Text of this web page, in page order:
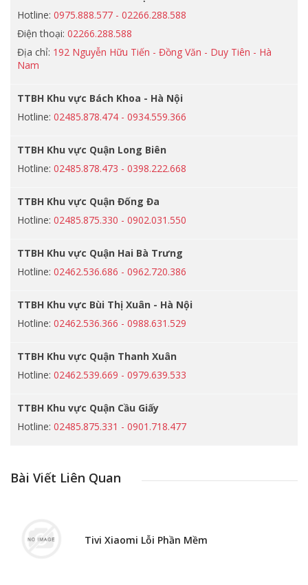
Hotline: 0975.888.577 - 02266.288.588
Điện thoại: 02266.288.588
Địa chỉ: 192 Nguyễn Hữu Tiến - Đồng Văn - Duy Tiên - Hà
Nam
TTBH Khu vực Bách Khoa - Hà Nội
Hotline: 02485.878.474 - 0934.559.366
TTBH Khu vực Quận Long Biên
Hotline: 02485.878.473 - 0398.222.668
TTBH Khu vực Quận Đống Đa
Hotline: 02485.875.330 - 0902.031.550
TTBH Khu vực Quận Hai Bà Trưng
Hotline: 02462.536.686 - 0962.720.386
TTBH Khu vực Bùi Thị Xuân - Hà Nội
Hotline: 02462.536.366 - 0988.631.529
TTBH Khu vực Quận Thanh Xuân
Hotline: 02462.539.669 - 0979.639.533
TTBH Khu vực Quận Cầu Giấy
Hotline: 02485.875.331 - 0901.718.477
Bài Viết Liên Quan
Tivi Xiaomi Lỗi Phần Mềm